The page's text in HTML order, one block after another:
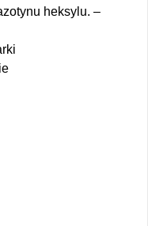
heksylu. –